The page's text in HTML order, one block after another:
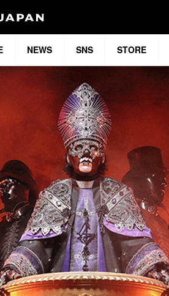
NEWS SNS STORE